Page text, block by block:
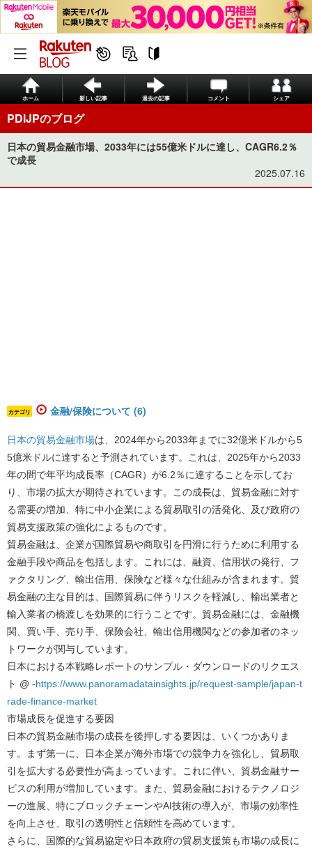
ホーム 新しい記事 過去の記事 コメント シェア
PDIJPのブログ
日本の貿易金融市場、2033年には55億米ドルに達し、CAGR6.2％
で成長
2025.07.16
カテゴリ 金融/保険について (6)
日本の貿易金融市場は、2024年から2033年までに32億米ドルから5
5億米ドルに達すると予測されています。これは、2025年から2033
年の間で年平均成長率（CAGR）が6.2％に達することを示してお
り、市場の拡大が期待されています。
この成長は、貿易金融に対す
る需要の増加、特に中小企業による貿易取引の活発化、及び政府の
貿易支援政策の強化によるものです。
貿易金融は、企業が国際貿易や商取引を円滑に行うために利用する
金融手段や商品を包括します。これには、融資、信用状の発行、フ
ァクタリング、輸出信用、保険など様々な仕組みが含まれます。貿
易金融の主な目的は、国際貿易に伴うリスクを軽減し、輸出業者と
輸入業者の橋渡しを効果的に行うことです。貿易金融には、金融機
関、買い手、売り手、保険会社、輸出信用機関などの参加者のネッ
トワークが関与しています。
日本における本戦略レポートのサンプル・ダウンロードのリクエス
ト @ -https://www.panoramadatainsights.jp/request-sample/japan-t
rade-finance-market
市場成長を促進する要因
日本の貿易金融市場の成長を後押しする要因は、いくつかありま
す。まず第一に、日本企業が海外市場での競争力を強化し、貿易取
引を拡大する必要性が高まっています。これに伴い、貿易金融サー
ビスの利用が増加しています。また、貿易金融におけるテクノロジ
ーの進展、特にブロックチェーンやAI技術の導入が、市場の効率性
を向上させ、取引の透明性と信頼性を高めています。
さらに、国際的な貿易協定や日本政府の貿易支援策も市場の成長に